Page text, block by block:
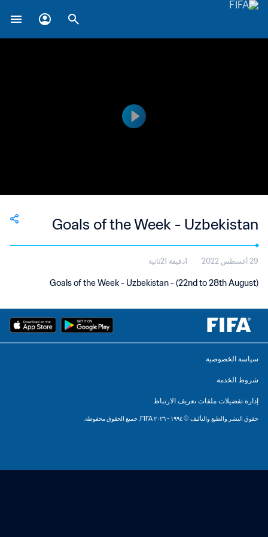
Goals of the Week - Uzbekistan
29 أغسطس 2022 1دقيقة 21ثانية
Goals of the Week - Uzbekistan - (22nd to 28th August)
سياسة الخصوصية
شروط الخدمة
إدارة تفضيلات ملفات تعريف الارتباط
حقوق النشر والطبع والتأليف © ١٩٩٤ - ٢٠٢٦ FIFA. جميع الحقوق محفوظة.